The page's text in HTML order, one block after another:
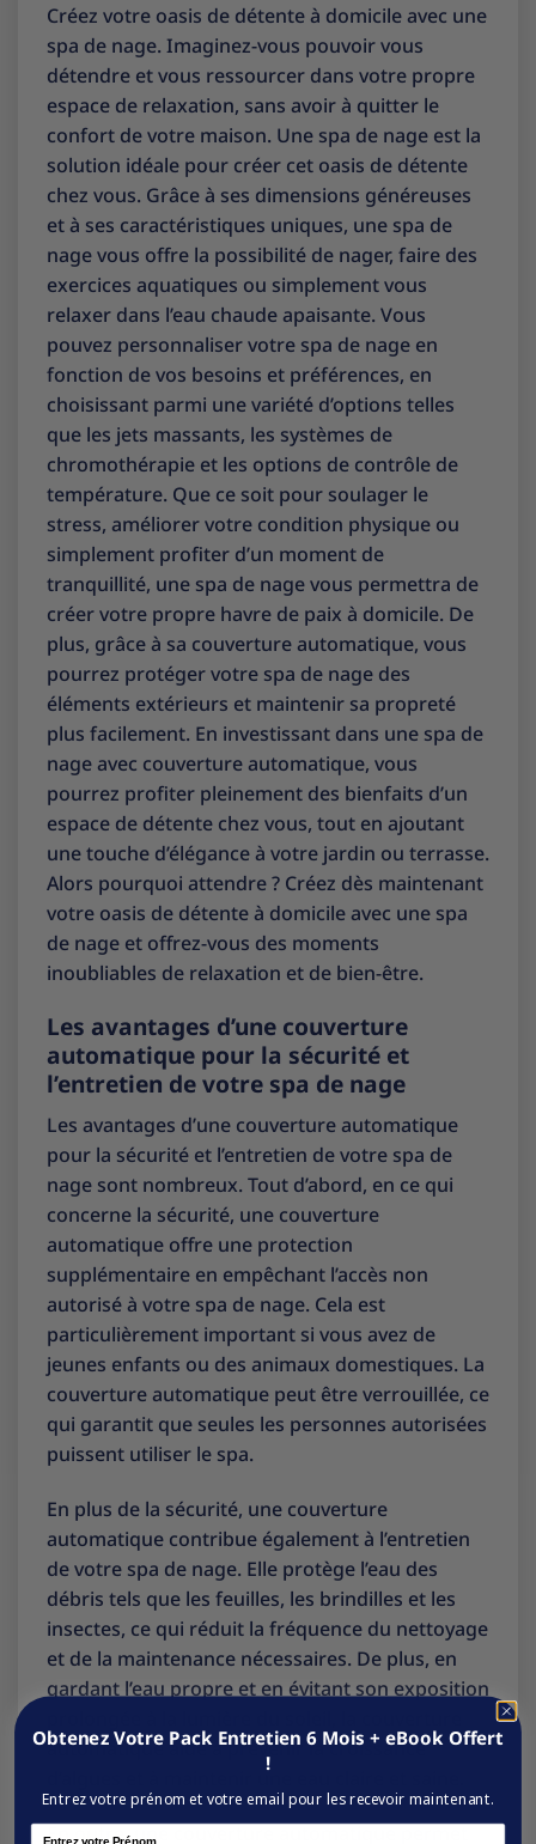
Créez votre oasis de détente à domicile avec une
spa de nage. Imaginez-vous pouvoir vous
détendre et vous ressourcer dans votre propre
espace de relaxation, sans avoir à quitter le
confort de votre maison. Une spa de nage est la
solution idéale pour créer cet oasis de détente
chez vous. Grâce à ses dimensions généreuses
et à ses caractéristiques uniques, une spa de
nage vous offre la possibilité de nager, faire des
exercices aquatiques ou simplement vous
relaxer dans l’eau chaude apaisante. Vous
pouvez personnaliser votre spa de nage en
fonction de vos besoins et préférences, en
choisissant parmi une variété d’options telles
que les jets massants, les systèmes de
chromothérapie et les options de contrôle de
température. Que ce soit pour soulager le
stress, améliorer votre condition physique ou
simplement profiter d’un moment de
tranquillité, une spa de nage vous permettra de
créer votre propre havre de paix à domicile. De
plus, grâce à sa couverture automatique, vous
pourrez protéger votre spa de nage des
éléments extérieurs et maintenir sa propreté
plus facilement. En investissant dans une spa de
nage avec couverture automatique, vous
pourrez profiter pleinement des bienfaits d’un
espace de détente chez vous, tout en ajoutant
une touche d’élégance à votre jardin ou terrasse.
Alors pourquoi attendre ? Créez dès maintenant
votre oasis de détente à domicile avec une spa
de nage et offrez-vous des moments
inoubliables de relaxation et de bien-être.
Les avantages d’une couverture
automatique pour la sécurité et
l’entretien de votre spa de nage
Les avantages d’une couverture automatique
pour la sécurité et l’entretien de votre spa de
nage sont nombreux. Tout d’abord, en ce qui
concerne la sécurité, une couverture
automatique offre une protection
supplémentaire en empêchant l’accès non
autorisé à votre spa de nage. Cela est
particulièrement important si vous avez de
jeunes enfants ou des animaux domestiques. La
couverture automatique peut être verrouillée, ce
qui garantit que seules les personnes autorisées
puissent utiliser le spa.
En plus de la sécurité, une couverture
automatique contribue également à l’entretien
de votre spa de nage. Elle protège l’eau des
débris tels que les feuilles, les brindilles et les
insectes, ce qui réduit la fréquence du nettoyage
et de la maintenance nécessaires. De plus, en
gardant l’eau propre et en évitant son exposition
automatique aide à prévenir la croissance
d’algues et à maintenir une eau claire et saine.
En outre, une couverture automatique permet
Obtenez Votre Pack Entretien 6 Mois + eBook Offert
!
Entrez votre prénom et votre email pour les recevoir maintenant.
Name